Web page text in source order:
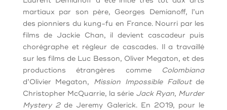
martiaux par son père, Georges Demianoff, l’un
des pionniers du kung-fu en France. Nourri par les
films de Jackie Chan, il devient cascadeur puis
chorégraphe et régleur de cascades. Il a travaillé
sur les films de Luc Besson, Oliver Megaton, et des
productions étrangères comme
Colombiana
d’Olivier Megaton, Mission Impossible Falloutde
Christopher McQuarrie, la série Jack Ryan, Murder
Mystery 2de Jeremy Galerick. En 2019, pour le